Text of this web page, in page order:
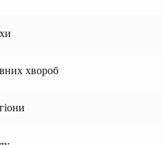
хвороб